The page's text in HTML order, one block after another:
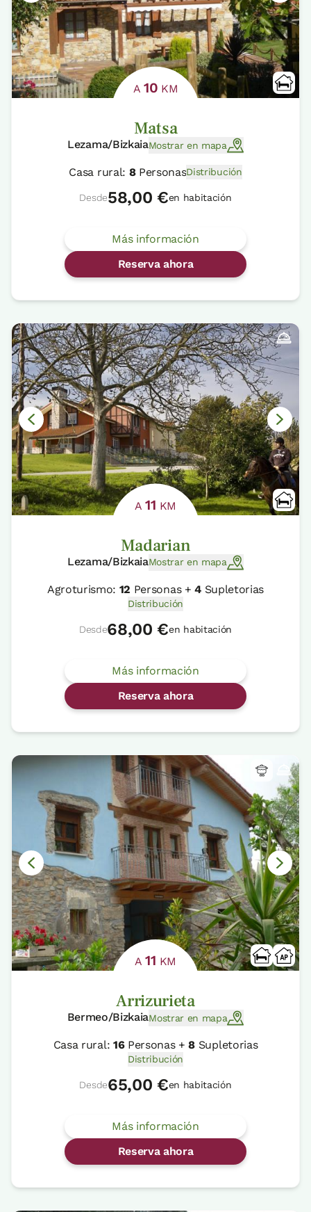
A 10 KM
Matsa
Lezama/BizkaiaMostrar en mapa
Casa rural: 8PersonasDistribución
Desde58,00 €en habitación
Más información
Reserva ahora
A11 KM
Madarian
Lezama/BizkaiaMostrar en mapa
Agroturismo: 12 Personas +4Supletorias
Distribución
Desde68,00 €en habitación
Más información
Reserva ahora
A11 KM
Arrizurieta
Bermeo/BizkaiaMostrar en mapa
Casa rural: 16Personas +8 Supletorias
Distribución
Desde65,00 €en habitación
Más información
Reserva ahora